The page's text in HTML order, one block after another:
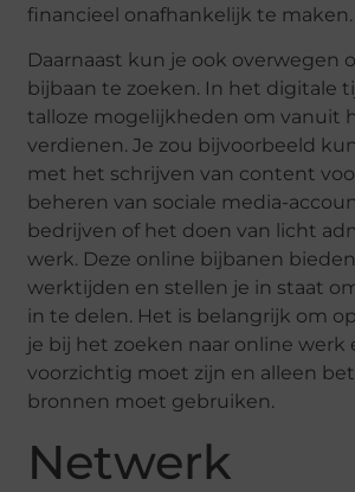
financieel onafhankelijk te maken.
Daarnaast kun je ook overwegen
bijbaan te zoeken. In het digitale
talloze mogelijkheden om vanuit
verdienen. Je zou bijvoorbeeld
met het schrijven van content
beheren van sociale media-
bedrijven of het doen van licht
werk. Deze online bijbanen
werktijden en stellen je in staat
in te delen. Het is belangrijk om
je bij het zoeken naar online werk
voorzichtig moet zijn en alleen
bronnen moet gebruiken.
Netwerk